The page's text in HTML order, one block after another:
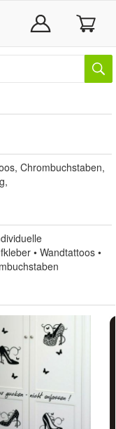
Chrombuchstaben,
• Wandtattoos •